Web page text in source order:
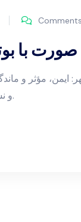
با
ایمن، مؤثر و
و نشاط‌آفرین، تجربه‌ای فراتر از انتظار.